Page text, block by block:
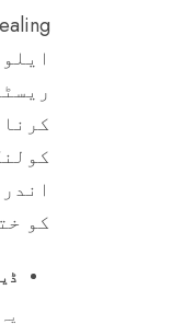
کو